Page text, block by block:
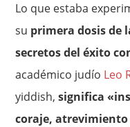
Lo que estaba
su primera dosis de
secretos del éxito
académico judío Leo
yiddish, significa
coraje,